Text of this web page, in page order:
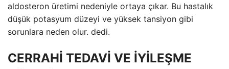
aldosteron üretimi nedeniyle ortaya çıkar. Bu hastalık
düşük potasyum düzeyi ve yüksek tansiyon gibi
sorunlara neden olur. dedi.
CERRAHİ TEDAVİ VE İYİLEŞME